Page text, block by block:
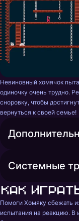
Невиновный хомячок
одиночку очень трудно.
сноровку, чтобы
вернуться к своей семье!
Системные
Как
Помоги Хомяку сбежать
испытания на реакцию. В